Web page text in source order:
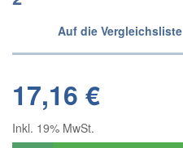
Auf die Vergleichsliste
17,16 €
Inkl. 19% MwSt.